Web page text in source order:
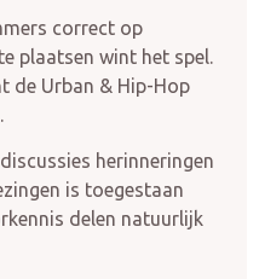
correct op
plaatsen wint het spel.
de Urban & Hip-Hop
herinneringen
is toegestaan
delen natuurlijk